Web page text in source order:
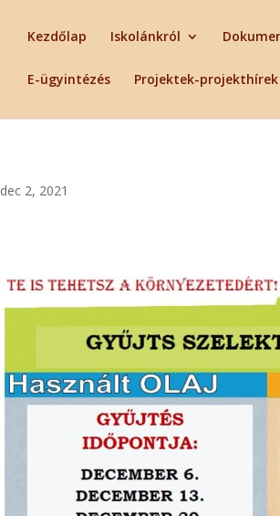
Kezdőlap Iskolánkról
E-ügyintézés Projektek-projekthírek
dec 2, 2021